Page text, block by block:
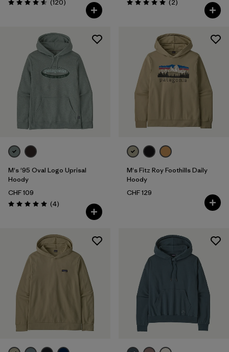
Évaluation: 4.6 / 5
(120)
Évaluation: 5.0 / 5
(2)
M's '95 Oval Logo Uprisal
Hoody
CHF 109
Évaluation: 5.0 / 5
(4Avis
)
M's Fitz Roy Foothills Daily
Hoody
CHF 129